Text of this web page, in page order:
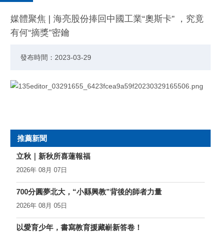
媒體聚焦 | 海亮股份捧回中國工業“奧斯卡” ，究竟
有何“摘獎”密鑰
發布時間：2023-03-29
推薦新聞
立秋｜新秋所喜蓮報福
2026年 08月 07日
700分圓夢北大，“小縣興教”背後的師者力量
2026年 08月 05日
以愛育少年，書寫教育援藏嶄新答卷！